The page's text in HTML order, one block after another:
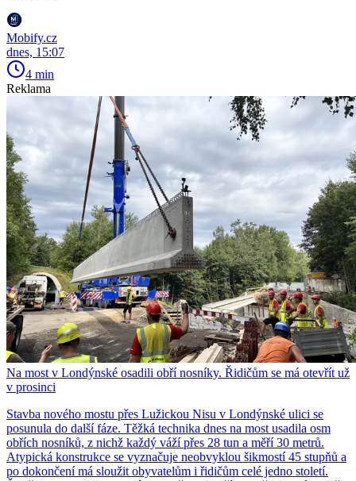
Mobify.cz
dnes, 15:07
4 min
Reklama
Na most v Londýnské osadili obří nosníky. Řidičům se má otevřít už
v prosinci
Stavba nového mostu přes Lužickou Nisu v Londýnské ulici se
posunula do další fáze. Těžká technika dnes na most usadila osm
obřích nosníků, z nichž každý váží přes 28 tun a měří 30 metrů.
Atypická konstrukce se vyznačuje neobvyklou šikmostí 45 stupňů a
po dokončení má sloužit obyvatelům i řidičům celé jedno století.